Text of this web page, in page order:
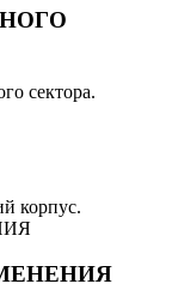
сектора.
корпус.